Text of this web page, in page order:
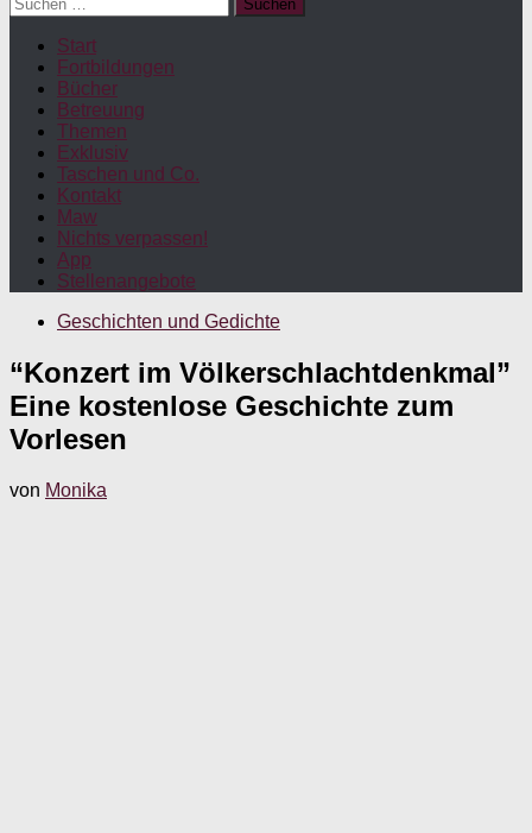
nach:
Start
Fortbildungen
Bücher
Betreuung
Themen
Exklusiv
Taschen und Co.
Kontakt
Maw
Nichts verpassen!
App
Stellenangebote
Geschichten und Gedichte
“Konzert im Völkerschlachtdenkmal”
Eine kostenlose Geschichte zum
Vorlesen
von Monika